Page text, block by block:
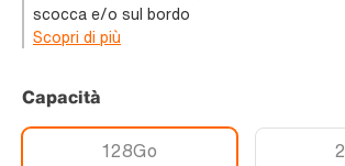
scocca e/o sul bordo
Scopri di più
Capacità
128Go